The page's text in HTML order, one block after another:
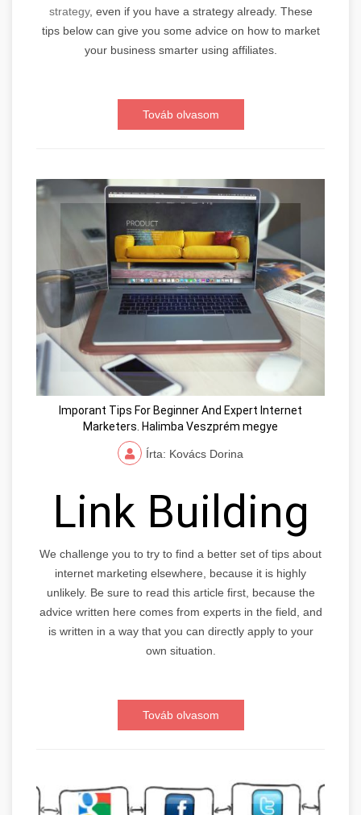
strategy, even if you have a strategy already. These
tips below can give you some advice on how to market
your business smarter using affiliates.
Továb olvasom
Imporant Tips For Beginner And Expert Internet
Marketers. Halimba Veszprém megye
Írta: Kovács Dorina
Link Building
We challenge you to try to find a better set of tips about
internet marketing elsewhere, because it is highly
unlikely. Be sure to read this article first, because the
advice written here comes from experts in the field, and
is written in a way that you can directly apply to your
own situation.
Továb olvasom